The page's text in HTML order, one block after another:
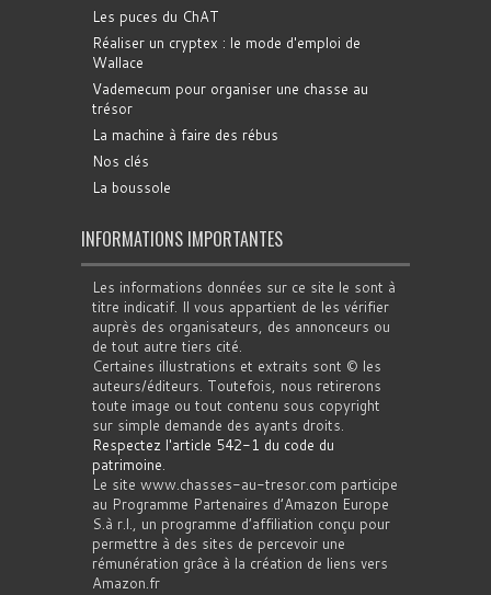
Les puces du ChAT
Réaliser un cryptex : le mode d'emploi de
Wallace
Vademecum pour organiser une chasse au
trésor
La machine à faire des rébus
Nos clés
La boussole
INFORMATIONS IMPORTANTES
Les informations données sur ce site le sont à
titre indicatif. Il vous appartient de les vérifier
auprès des organisateurs, des annonceurs ou
de tout autre tiers cité.
Certaines illustrations et extraits sont © les
auteurs/éditeurs. Toutefois, nous retirerons
toute image ou tout contenu sous copyright
sur simple demande des ayants droits.
Respectez l'article 542-1 du code du
patrimoine.
Le site www.chasses-au-tresor.com participe
au Programme Partenaires d’Amazon Europe
S.à r.l., un programme d’affiliation conçu pour
permettre à des sites de percevoir une
rémunération grâce à la création de liens vers
Amazon.fr